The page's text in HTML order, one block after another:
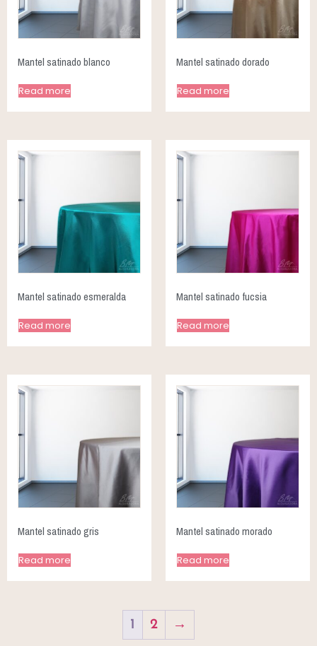
Mantel satinado blanco
Read more
Mantel satinado dorado
Read more
Mantel satinado esmeralda
Read more
Mantel satinado fucsia
Read more
Mantel satinado gris
Read more
Mantel satinado morado
Read more
1 2 →